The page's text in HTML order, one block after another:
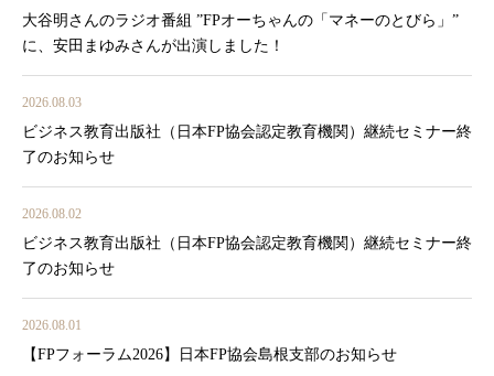
大谷明さんのラジオ番組 ”FPオーちゃんの「マネーのとびら」”
に、安田まゆみさんが出演しました！
2026.08.03
ビジネス教育出版社（日本FP協会認定教育機関）継続セミナー終
了のお知らせ
2026.08.02
ビジネス教育出版社（日本FP協会認定教育機関）継続セミナー終
了のお知らせ
2026.08.01
【FPフォーラム2026】日本FP協会島根支部のお知らせ